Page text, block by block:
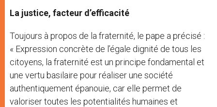
La justice, facteur d’efficacité
Toujours à propos de la fraternité, le pape a précisé :
« Expression concrète de l’égale dignité de tous les
citoyens, la fraternité est un principe fondamental et
une vertu basilaire pour réaliser une société
authentiquement épanouie, car elle permet de
valoriser toutes les potentialités humaines et